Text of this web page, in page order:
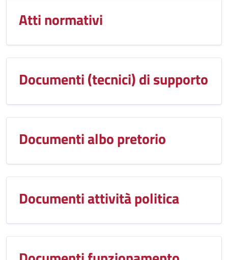
Atti normativi
Documenti (tecnici) di supporto
Documenti albo pretorio
Documenti attività politica